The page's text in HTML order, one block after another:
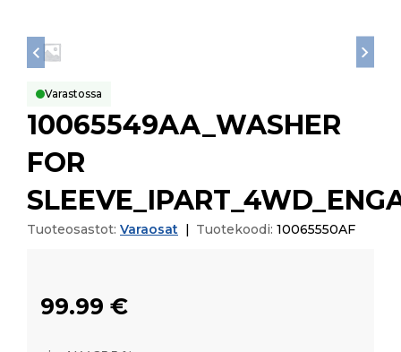
Varastossa
10065549AA_WASHER
FOR
Tuoteosastot: Varaosat Tuotekoodi: 10065550AF
99.99 €